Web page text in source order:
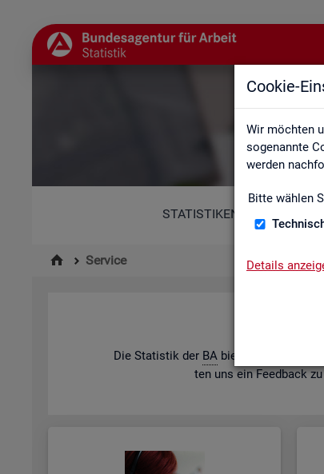
Cookie-
Wir möchten
sogenannte
werden
Bitte wählen
Details
STATISTIKEN
Service
Die Sta­tis­tik der BAbie­tet ein brei­tes
ten uns ein Feed­back